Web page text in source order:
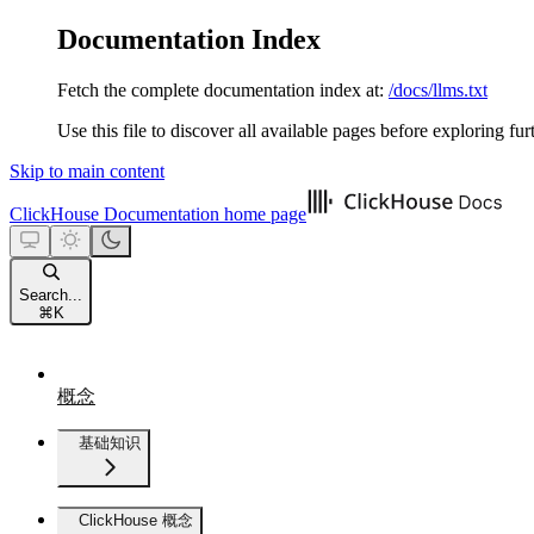
Documentation Index
Fetch the complete documentation index at: /docs/llms.txt
Use this file to discover all available pages before exploring
Skip to main content
ClickHouse Documentation home page
Search...
⌘ K
概念
基础知识
ClickHouse 概念